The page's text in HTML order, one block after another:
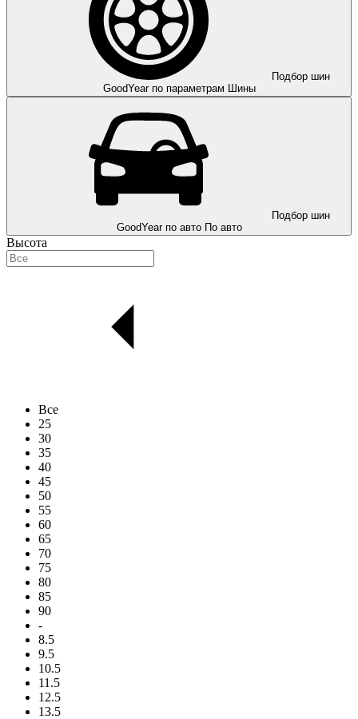
Подбор шин
GoodYear по параметрам
Шины
Подбор шин
GoodYear по авто По авто
Высота
Все
25
30
35
40
45
50
55
60
65
70
75
80
85
90
-
8.5
9.5
10.5
11.5
12.5
13.5